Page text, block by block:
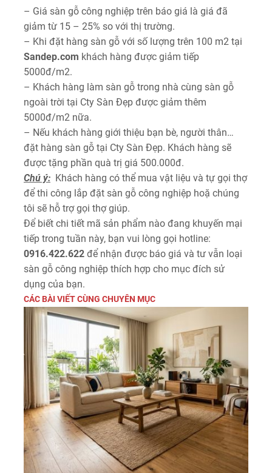
– Giá sàn gỗ công nghiệp trên báo giá là giá đã
giảm từ 15 – 25% so với thị trường.
– Khi đặt hàng sàn gỗ với số lượng trên 100 m2 tại
Sandep.com khách hàng được giảm tiếp
5000đ/m2.
– Khách hàng làm sàn gỗ trong nhà cùng sàn gỗ
ngoài trời tại Cty Sàn Đẹp được giảm thêm
5000đ/m2 nữa.
– Nếu khách hàng giới thiệu bạn bè, người thân…
đặt hàng sàn gỗ tại Cty Sàn Đẹp. Khách hàng sẽ
được tặng phần quà trị giá 500.000đ.
Chú ý: Khách hàng có thể mua vật liệu và tự gọi thợ
để thi công lắp đặt sàn gỗ công nghiệp hoặ chúng
tôi sẽ hỗ trợ gọi thợ giúp.
Để biết chi tiết mã sản phẩm nào đang khuyến mại
tiếp trong tuần này, bạn vui lòng gọi hotline:
0916.422.622 để nhận được báo giá và tư vẫn loại
sàn gỗ công nghiệp thích hợp cho mục đích sử
dụng của bạn.
CÁC BÀI VIẾT CÙNG CHUYÊN MỤC